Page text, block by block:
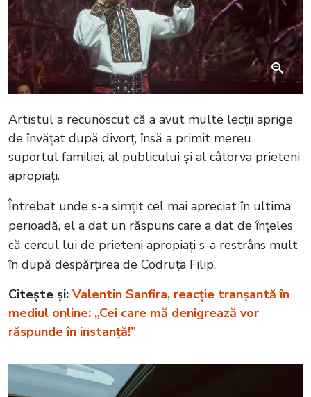
Artistul a recunoscut că a avut multe lecții aprige
de învățat după divorț, însă a primit mereu
suportul familiei, al publicului și al câtorva prieteni
apropiați.
Întrebat unde s-a simțit cel mai apreciat în ultima
perioadă, el a dat un răspuns care a dat de înțeles
că cercul lui de prieteni apropiați s-a restrâns mult
în după despărțirea de Codruța Filip.
Citește și: Valentin Sanfira, reacție tranșantă în
mediul online: „Cei care mă denigrează vor
răspunde în instanță!”